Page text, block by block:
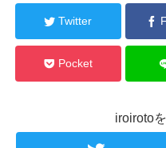
Twitter
Pocket
iroiroto